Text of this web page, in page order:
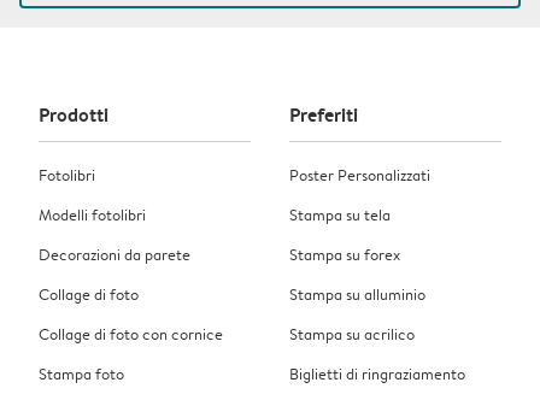
Prodotti
Fotolibri
Modelli fotolibri
Decorazioni da parete
Collage di foto
Collage di foto con cornice
Stampa foto
Preferiti
Poster Personalizzati
Stampa su tela
Stampa su forex
Stampa su alluminio
Stampa su acrilico
Biglietti di ringraziamento